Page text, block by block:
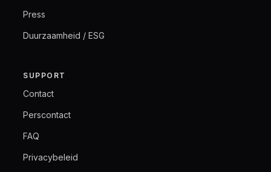
Press
Duurzaamheid / ESG
SUPPORT
Contact
Perscontact
FAQ
Privacybeleid